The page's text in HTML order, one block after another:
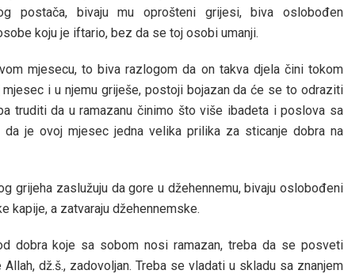
postača, bivaju mu oprošteni grijesi, biva oslobođen
koju je iftario, bez da se toj osobi umanji.
mjesecu, to biva razlogom da on takva djela čini tokom
i u njemu griješe, postoji bojazan da će se to odraziti
truditi da u ramazanu činimo što više ibadeta i poslova sa
da je ovoj mjesec jedna velika prilika za sticanje dobra na
grijeha zaslužuju da gore u džehennemu, bivaju oslobođeni
kapije, a zatvaraju džehennemske.
dobra koje sa sobom nosi ramazan, treba da se posveti
dž.š., zadovoljan. Treba se vladati u skladu sa znanjem